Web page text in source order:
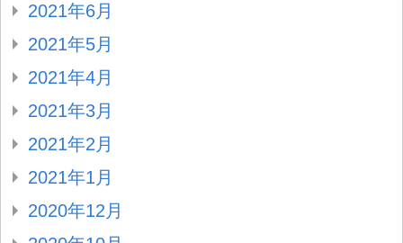
2021年6月
2021年5月
2021年4月
2021年3月
2021年2月
2021年1月
2020年12月